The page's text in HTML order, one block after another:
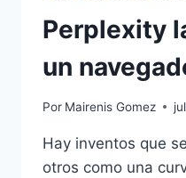
Perplexity
un
Por Mairenis Gomez
Hay inventos que
otros como una